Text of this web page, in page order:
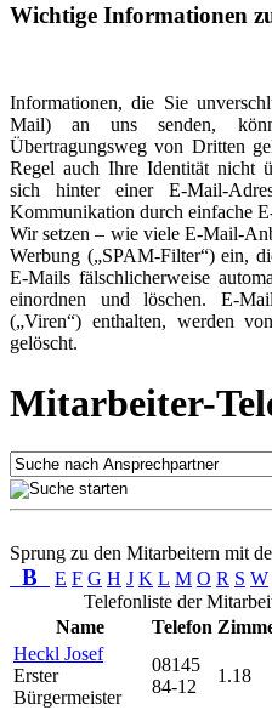
Wichtige Informationen
Informationen, die Sie
Mail) an uns senden,
Übertragungsweg von Dritten
Regel auch Ihre Identität nicht
sich hinter einer E-Mail-
Kommunikation durch einfache
Wir setzen – wie viele E-Mail-
Werbung („SPAM-Filter“) ein,
E-Mails fälschlicherweise
einordnen und löschen. E-
(„Viren“) enthalten, werden
gelöscht.
Mitarbeiter-
Sprung zu den Mitarbeitern mit
B E F G H J K L M O R S W
Telefonliste der
Name
Telefon
Heckl Josef
Erster
Bürgermeister
08145
84-12
1.18